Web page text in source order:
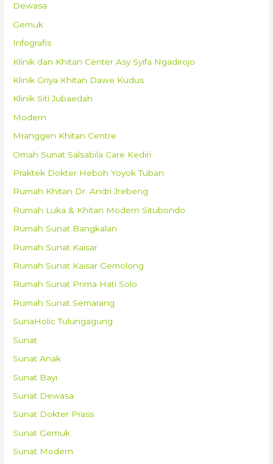
Dewasa
Gemuk
Infografis
Klinik dan Khitan Center Asy Syifa Ngadirojo
Klinik Griya Khitan Dawe Kudus
Klinik Siti Jubaedah
Modern
Mranggen Khitan Centre
Omah Sunat Salsabila Care Kediri
Praktek Dokter Heboh Yoyok Tuban
Rumah Khitan Dr. Andri Jrebeng
Rumah Luka & Khitan Modern Situbondo
Rumah Sunat Bangkalan
Rumah Sunat Kaisar
Rumah Sunat Kaisar Gemolong
Rumah Sunat Prima Hati Solo
Rumah Sunat Semarang
SunaHolic Tulungagung
Sunat
Sunat Anak
Sunat Bayi
Sunat Dewasa
Sunat Dokter Prass
Sunat Gemuk
Sunat Modern